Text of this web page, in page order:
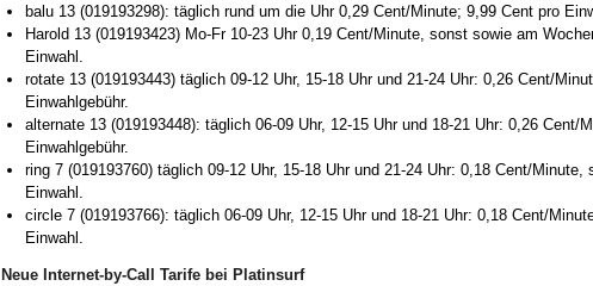
balu 13 (019193298): täglich rund um die Uhr 0,29 Cent/Minute; 9,99 Cent pro
Harold 13 (019193423) Mo-Fr 10-23 Uhr 0,19 Cent/Minute, sonst sowie am
Einwahl.
rotate 13 (019193443) täglich 09-12 Uhr, 15-18 Uhr und 21-24 Uhr: 0,26 Cent/
Einwahlgebühr.
alternate 13 (019193448): täglich 06-09 Uhr, 12-15 Uhr und 18-21 Uhr: 0,26 Cent/
Einwahlgebühr.
ring 7 (019193760) täglich 09-12 Uhr, 15-18 Uhr und 21-24 Uhr: 0,18 Cent/
Einwahl.
circle 7 (019193766): täglich 06-09 Uhr, 12-15 Uhr und 18-21 Uhr: 0,18 Cent/
Einwahl.
Neue Internet-by-Call Tarife bei Platinsurf